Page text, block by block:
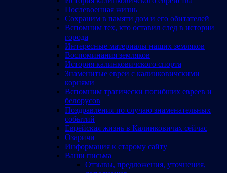
Послевоенная жизнь
Сохраним в памяти дом и его обитателей
Вспомним тех, кто оставил след в истории
города
Интересные материалы наших земляков
Воспоминания земляков
История калинковичского спорта
Знаменитые евреи с калинковичскими
корнями
Вспомним трагически погибших евреев и
белорусов
Поздравления по случаю знаменательных
событий
Еврейская жизнь в Калинковичах сейчас
Озаричи
Информация к старому сайту
Ваши письма
Отзывы, предложения, уточнения,